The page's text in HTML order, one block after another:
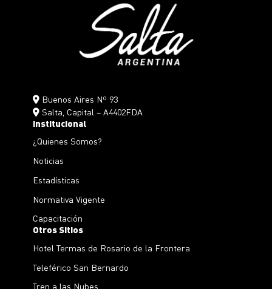
Buenos Aires Nº 93
Salta, Capital – A4402FDA
Institucional
¿Quienes Somos?
Noticias
Estadísticas
Normativa Vigente
Capacitación
Otros Sitios
Hotel Termas de Rosario de la Frontera
Teleférico San Bernardo
Tren a las Nubes